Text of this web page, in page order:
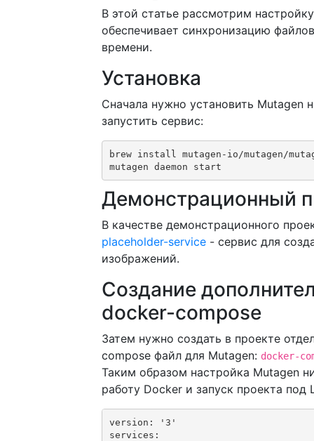
В этой статье рассмотрим
обеспечивает синхронизацию
времени.
Установка
Сначала нужно установить Mutagen
запустить сервис:
brew install mutagen-io/mutagen/
mutagen daemon start
Демонстрационный
В качестве демонстрационного
placeholder-service - сервис для
изображений.
Создание
docker-compose
Затем нужно создать в проекте
compose файл для Mutagen: docker-
Таким образом настройка Mutagen
работу Docker и запуск проекта под
version: '3'
services: